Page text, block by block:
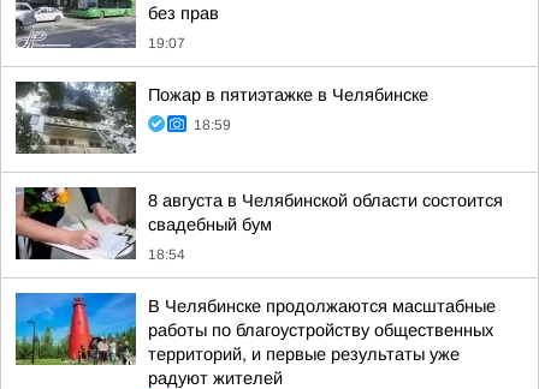
без прав
19:07
Пожар в пятиэтажке в Челябинске
18:59
8 августа в Челябинской области состоится
свадебный бум
18:54
В Челябинске продолжаются масштабные
работы по благоустройству общественных
территорий, и первые результаты уже
радуют жителей